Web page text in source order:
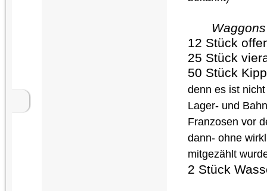
12 Stück
25 Stück
50 Stück
denn es ist
Lager- und
Franzosen vor
dann- ohne
mitgezählt
2 Stück